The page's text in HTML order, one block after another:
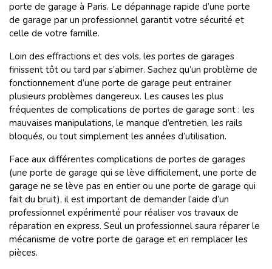
porte de garage à Paris. Le dépannage rapide d’une porte
de garage par un professionnel garantit votre sécurité et
celle de votre famille.
Loin des effractions et des vols, les portes de garages
finissent tôt ou tard par s’abimer. Sachez qu’un problème de
fonctionnement d’une porte de garage peut entrainer
plusieurs problèmes dangereux. Les causes les plus
fréquentes de complications de portes de garage sont : les
mauvaises manipulations, le manque d’entretien, les rails
bloqués, ou tout simplement les années d’utilisation.
Face aux différentes complications de portes de garages
(une porte de garage qui se lève difficilement, une porte de
garage ne se lève pas en entier ou une porte de garage qui
fait du bruit), il est important de demander l’aide d’un
professionnel expérimenté pour réaliser vos travaux de
réparation en express. Seul un professionnel saura réparer le
mécanisme de votre porte de garage et en remplacer les
pièces.